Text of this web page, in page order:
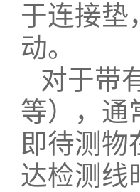
于连接垫
动。
对于带
等），通
即待测物
达检测线